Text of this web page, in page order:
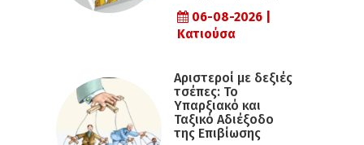
06-08-2026 |
Κατιούσα
Αριστεροί με δεξιές
τσέπες: Το
Υπαρξιακό και
Ταξικό Αδιέξοδο
της Επιβίωσης